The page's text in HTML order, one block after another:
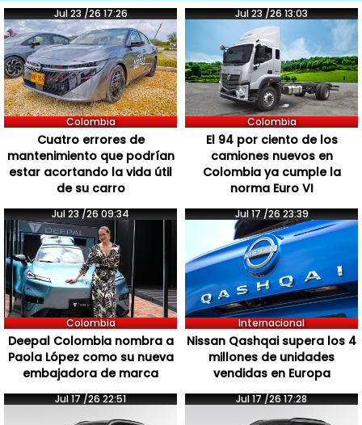
Jul 23 /26 17:26
Colombia
Cuatro errores de
mantenimiento que podrían
estar acortando la vida útil
de su carro
Jul 23 /26 13:03
Colombia
El 94 por ciento de los
camiones nuevos en
Colombia ya cumple la
norma Euro VI
Jul 23 /26 09:34
Colombia
Deepal Colombia nombra a
Paola López como su nueva
embajadora de marca
Jul 17 /26 23:39
Internacional
Nissan Qashqai supera los 4
millones de unidades
vendidas en Europa
Jul 17 /26 22:51 Jul 17 /26 17:28